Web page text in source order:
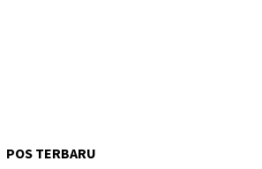
POS TERBARU